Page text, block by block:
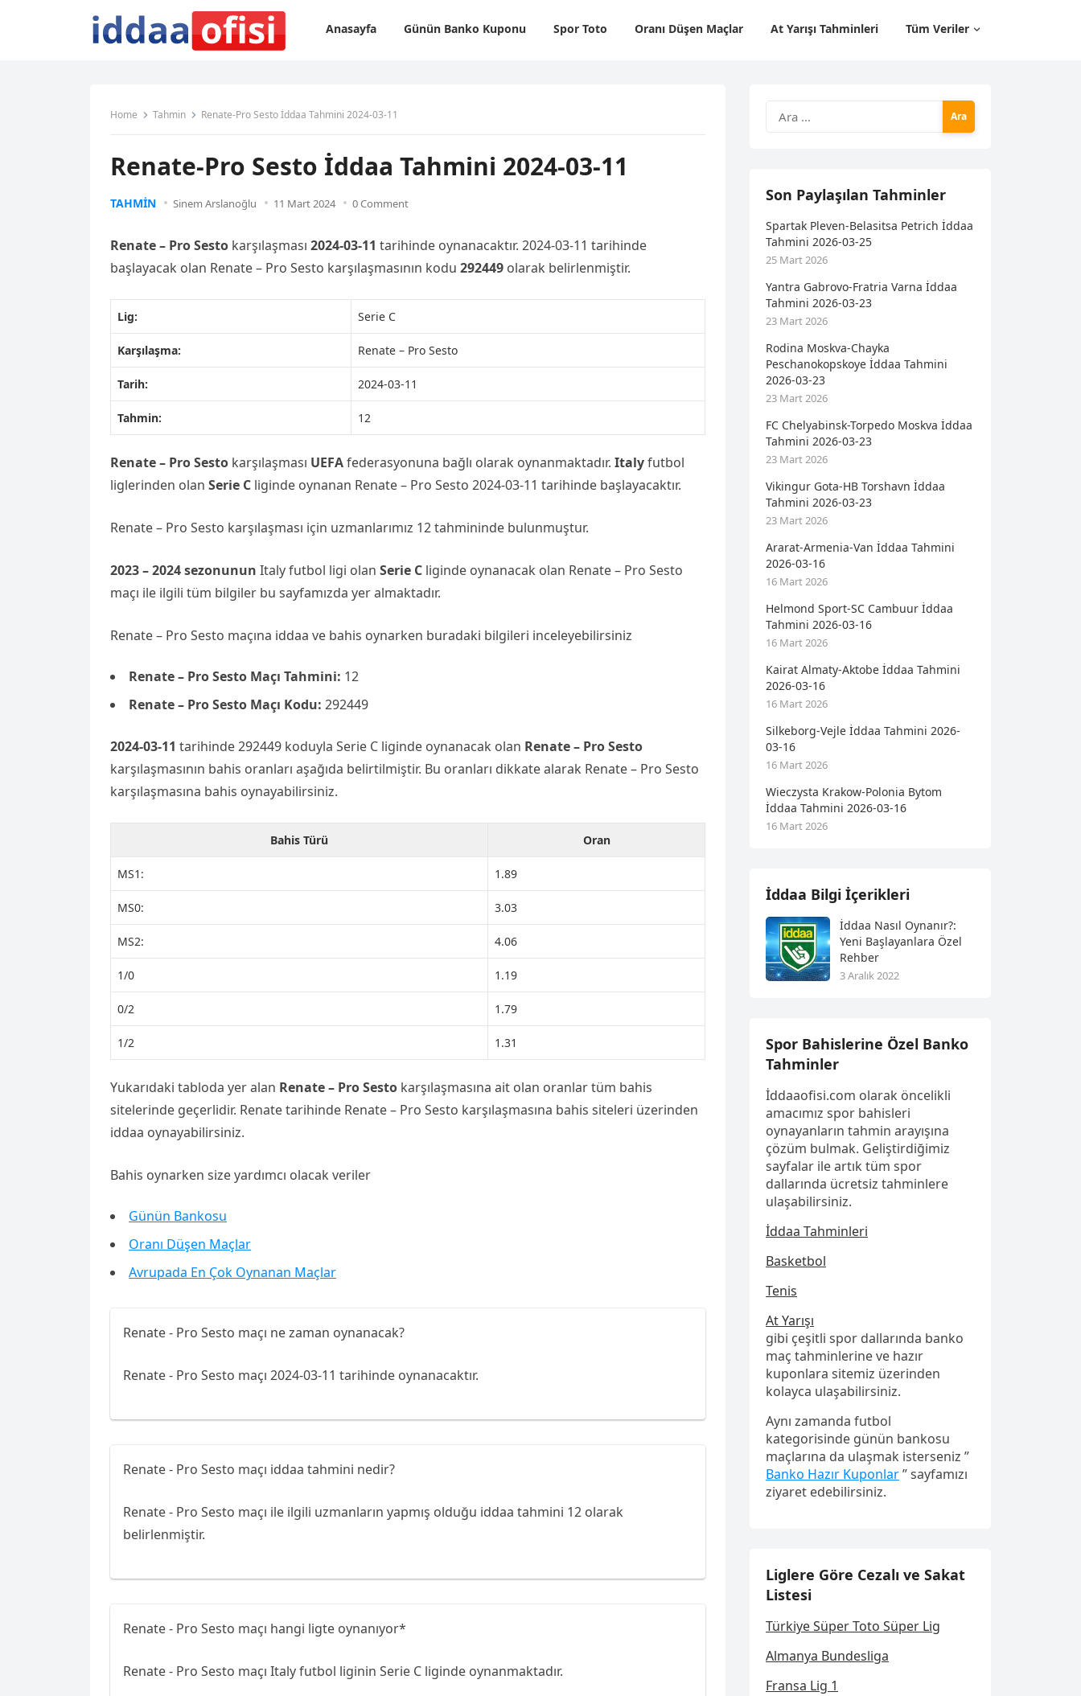
Anasayfa Günün Banko Kuponu Spor Toto Oranı Düşen Maçlar At Yarışı Tahminleri Tüm Veriler
Home Tahmin Renate-Pro Sesto İddaa Tahmini 2024-03-11
Renate-Pro Sesto İddaa Tahmini 2024-03-11
TAHMIN Sinem Arslanoğlu 11 Mart 2024 0 Comment
Renate – Pro Sesto karşılaşması 2024-03-11 tarihinde oynanacaktır. 2024-03-11 tarihinde
başlayacak olan Renate – Pro Sesto karşılaşmasının kodu 292449 olarak belirlenmiştir.
Lig: Serie C
Karşılaşma: Renate – Pro Sesto
Tarih: 2024-03-11
Tahmin: 12
Renate – Pro Sesto karşılaşması UEFAfederasyonuna bağlı olarak oynanmaktadır. Italyfutbol
liglerinden olan Serie C liginde oynanan Renate – Pro Sesto 2024-03-11 tarihinde başlayacaktır.
Renate – Pro Sesto karşılaşması için uzmanlarımız 12 tahmininde bulunmuştur.
2023 – 2024 sezonunun Italy futbol ligi olan Serie C liginde oynanacak olan Renate – Pro Sesto
maçı ile ilgili tüm bilgiler bu sayfamızda yer almaktadır.
Renate – Pro Sesto maçına iddaa ve bahis oynarken buradaki bilgileri inceleyebilirsiniz
Renate – Pro Sesto Maçı Tahmini: 12
Renate – Pro Sesto Maçı Kodu: 292449
2024-03-11 tarihinde 292449 koduyla Serie C liginde oynanacak olan Renate – Pro Sesto
karşılaşmasının bahis oranları aşağıda belirtilmiştir. Bu oranları dikkate alarak Renate – Pro Sesto
karşılaşmasına bahis oynayabilirsiniz.
Bahis Türü Oran
MS1: 1.89
MS0: 3.03
MS2: 4.06
1/0 1.19
0/2 1.79
1/2 1.31
Yukarıdaki tabloda yer alan Renate – Pro Sesto karşılaşmasına ait olan oranlar tüm bahis
sitelerinde geçerlidir. Renate tarihinde Renate – Pro Sesto karşılaşmasına bahis siteleri üzerinden
iddaa oynayabilirsiniz.
Bahis oynarken size yardımcı olacak veriler
Günün Bankosu
Oranı Düşen Maçlar
Avrupada En Çok Oynanan Maçlar
Renate - Pro Sesto maçı ne zaman oynanacak?
Renate - Pro Sesto maçı 2024-03-11 tarihinde oynanacaktır.
Renate - Pro Sesto maçı iddaa tahmini nedir?
Renate - Pro Sesto maçı ile ilgili uzmanların yapmış olduğu iddaa tahmini 12 olarak
belirlenmiştir.
Renate - Pro Sesto maçı hangi ligte oynanıyor*
Renate - Pro Sesto maçı Italy futbol liginin Serie C liginde oynanmaktadır.
Son Paylaşılan Tahminler
Spartak Pleven-Belasitsa Petrich İddaa
Tahmini 2026-03-25
25 Mart 2026
Yantra Gabrovo-Fratria Varna İddaa
Tahmini 2026-03-23
23 Mart 2026
Rodina Moskva-Chayka
Peschanokopskoye İddaa Tahmini
2026-03-23
23 Mart 2026
FC Chelyabinsk-Torpedo Moskva İddaa
Tahmini 2026-03-23
23 Mart 2026
Vikingur Gota-HB Torshavn İddaa
Tahmini 2026-03-23
23 Mart 2026
Ararat-Armenia-Van İddaa Tahmini
2026-03-16
16 Mart 2026
Helmond Sport-SC Cambuur İddaa
Tahmini 2026-03-16
16 Mart 2026
Kairat Almaty-Aktobe İddaa Tahmini
2026-03-16
16 Mart 2026
Silkeborg-Vejle İddaa Tahmini 2026-
03-16
16 Mart 2026
Wieczysta Krakow-Polonia Bytom
İddaa Tahmini 2026-03-16
16 Mart 2026
İddaa Bilgi İçerikleri
İddaa Nasıl Oynanır?:
Yeni Başlayanlara Özel
Rehber
3 Aralık 2022
Spor Bahislerine Özel Banko
Tahminler
İddaaofisi.com olarak öncelikli
amacımız spor bahisleri
oynayanların tahmin arayışına
çözüm bulmak. Geliştirdiğimiz
sayfalar ile artık tüm spor
dallarında ücretsiz tahminlere
ulaşabilirsiniz.
İddaa Tahminleri
Basketbol
Tenis
At Yarışı
gibi çeşitli spor dallarında banko
maç tahminlerine ve hazır
kuponlara sitemiz üzerinden
kolayca ulaşabilirsiniz.
Aynı zamanda futbol
kategorisinde günün bankosu
maçlarına da ulaşmak isterseniz ”
Banko Hazır Kuponlar” sayfamızı
ziyaret edebilirsiniz.
Liglere Göre Cezalı ve Sakat
Listesi
Türkiye Süper Toto Süper Lig
Almanya Bundesliga
Fransa Lig 1